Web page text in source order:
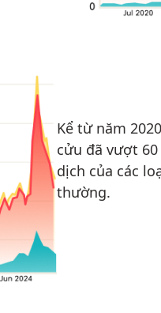
Kể từ năm
cửu đã vượt
dịch của các
thường.